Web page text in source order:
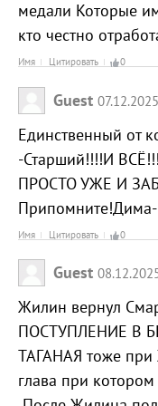
медали Которые
кто честно
Имя Цитировать 0
Guest 07.12.2025
Единственный от
-Старший!!!!И
ПРОСТО УЖЕ И
Имя Цитировать 0
Guest
Жилин вернул
ПОСТУПЛЕНИЕ В
ТАГАНАЯ тоже при
глава при